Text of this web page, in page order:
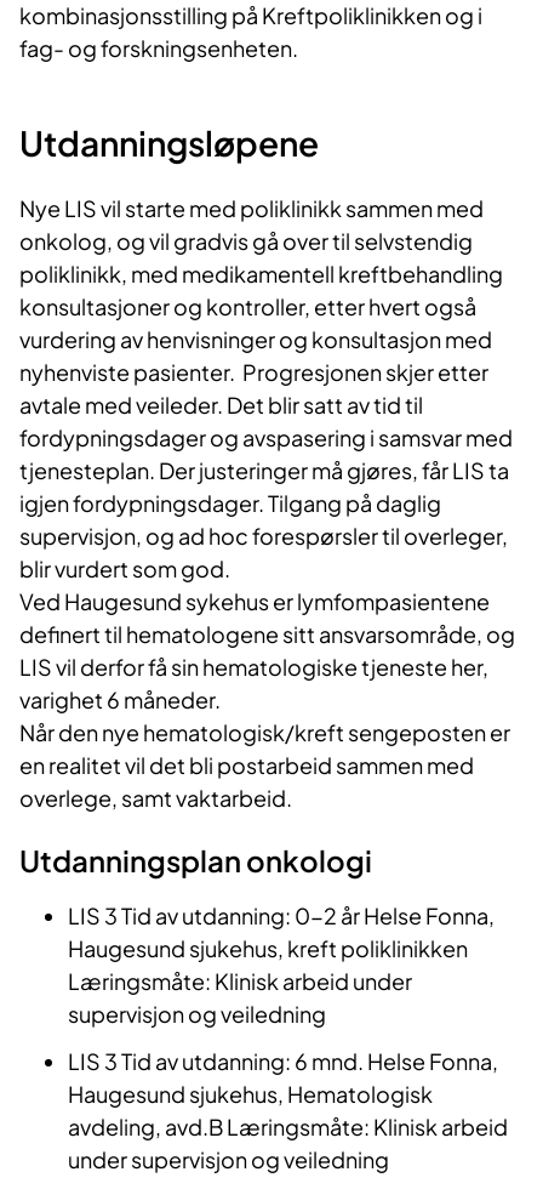
kombinasjonsstilling på Kreftpoliklinikken og i
fag- og forskningsenheten.
Utdanningsløpene
Nye LIS vil starte med poliklinikk sammen med
onkolog, og vil gradvis gå over til selvstendig
poliklinikk, med medikamentell kreftbehandling
konsultasjoner og kontroller, etter hvert også
vurdering av henvisninger og konsultasjon med
nyhenviste pasienter. Progresjonen skjer etter
avtale med veileder. Det blir satt av tid til
fordypningsdager og avspasering i samsvar med
tjenesteplan. Der justeringer må gjøres, får LIS ta
igjen fordypningsdager. Tilgang på daglig
supervisjon, og ad hoc forespørsler til overleger,
blir vurdert som god.
Ved Haugesund sykehus er lymfompasientene
definert til hematologene sitt ansvarsområde, og
LIS vil derfor få sin hematologiske tjeneste her,
varighet 6 måneder.
Når den nye hematologisk/kreft sengeposten er
en realitet vil det bli postarbeid sammen med
overlege, samt vaktarbeid.
Utdanningsplan onkologi
LIS 3 Tid av utdanning: 0-2 år Helse Fonna,
Haugesund sjukehus, kreft poliklinikken
Læringsmåte: Klinisk arbeid under
supervisjon og veiledning
LIS 3 Tid av utdanning: 6 mnd. Helse Fonna,
Haugesund sjukehus, Hematologisk
avdeling, avd.B Læringsmåte: Klinisk arbeid
under supervisjon og veiledning